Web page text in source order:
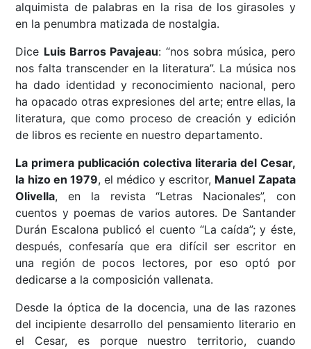
alquimista de palabras en la risa de los girasoles y
en la penumbra matizada de nostalgia.
Dice Luis Barros Pavajeau: “nos sobra música, pero
nos falta transcender en la literatura”. La música nos
ha dado identidad y reconocimiento nacional, pero
ha opacado otras expresiones del arte; entre ellas, la
literatura, que como proceso de creación y edición
de libros es reciente en nuestro departamento.
La primera publicación colectiva literaria del Cesar,
la hizo en 1979, el médico y escritor, Manuel Zapata
Olivella, en la revista “Letras Nacionales”, con
cuentos y poemas de varios autores. De Santander
Durán Escalona publicó el cuento “La caída”; y éste,
después, confesaría que era difícil ser escritor en
una región de pocos lectores, por eso optó por
dedicarse a la composición vallenata.
Desde la óptica de la docencia, una de las razones
del incipiente desarrollo del pensamiento literario en
el Cesar, es porque nuestro territorio, cuando